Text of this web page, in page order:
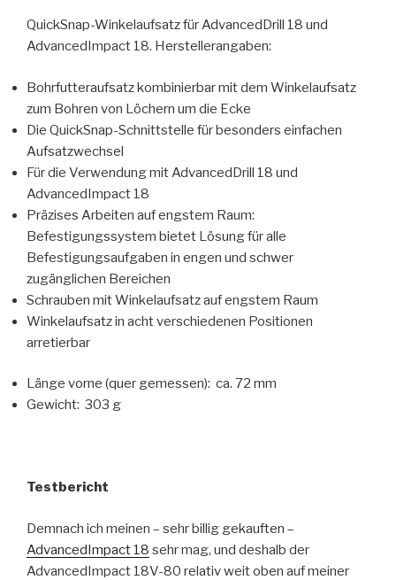
QuickSnap-Winkelaufsatz für AdvancedDrill 18 und
AdvancedImpact 18. Herstellerangaben:
Bohrfutteraufsatz kombinierbar mit dem Winkelaufsatz
zum Bohren von Löchern um die Ecke
Die QuickSnap-Schnittstelle für besonders einfachen
Aufsatzwechsel
Für die Verwendung mit AdvancedDrill 18 und
AdvancedImpact 18
Präzises Arbeiten auf engstem Raum:
Befestigungssystem bietet Lösung für alle
Befestigungsaufgaben in engen und schwer
zugänglichen Bereichen
Schrauben mit Winkelaufsatz auf engstem Raum
Winkelaufsatz in acht verschiedenen Positionen
arretierbar
Länge vorne (quer gemessen): ca. 72 mm
Gewicht: 303 g
Testbericht
Demnach ich meinen – sehr billig gekauften –
AdvancedImpact 18 sehr mag, und deshalb der
AdvancedImpact 18V-80 relativ weit oben auf meiner